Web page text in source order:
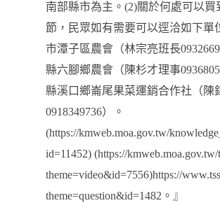
南部縣市為主。(2)關於何處可以買
節，民眾如有需要可以逕洽如下單
市潭子區農會（林宗亮班長
縣六腳鄉農會（陳杉才理事
縣溪口鄉崙尾果菜運銷合作社（陳
0918349736）。
(https://kmweb.moa.gov.tw/
id=11452) (https://kmweb.moa.gov.tw/
theme=video&id=7556)https://
theme=question&id=1482。』